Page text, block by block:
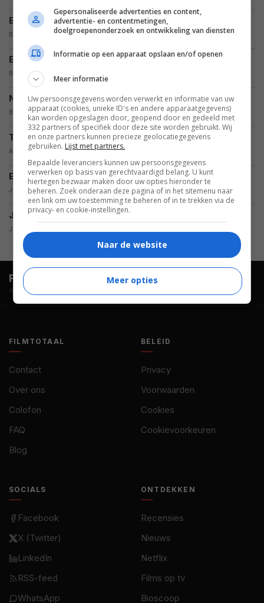
Eerste clip Source Code
BRAM DE GROOT,22.02.2011
Eerste Source Code poster
BRAM DE GROOT,
Nieuwe trailer Source Code
BRAM DE GROOT,27.12.2010
Trailer Source Code (aanrader)
ARMAN AVSAROGLU,20.11.2010
Eerste foto Source Code
JEFFREY ,04.09.2010
Jake Gyllenhaal in scifi-thriller Source Code
JEFFREY ,
FilmTotaal. Hét online filmoverzicht.
hosted by
FILMTOTAAL
Contact
Over ons
Colofon
FAQ
Blog
BELEID
Privacy
Voorwaarden
Cookies
Cookievoorkeuren
SOCIALS
Facebook
X (Twitter)
LinkedIn
RSS-feed
WhatsApp
ONTDEKKEN
Recensies
Nieuws
Netflix
Films op tv
Bioscoop
Gepersonaliseerde advertenties en content,
advertentie- en contentmetingen,
doelgroepenonderzoek en ontwikkeling van diensten
Informatie op een apparaat opslaan en/of openen
Meer informatie
Uw persoonsgegevens worden verwerkt en informatie van uw
apparaat (cookies, unieke ID's en andere apparaatgegevens)
kan worden opgeslagen door, geopend door en gedeeld met
332 partners of specifiek door deze site worden gebruikt. Wij
en onze partners kunnen precieze geolocatiegegevens
gebruiken. Lijst met partners.
Bepaalde leveranciers kunnen uw persoonsgegevens
verwerken op basis van gerechtvaardigd belang. U kunt
hiertegen bezwaar maken door uw opties hieronder te
beheren. Zoek onderaan deze pagina of in het sitemenu naar
een link om uw toestemming te beheren of in te trekken via de
privacy- en cookie-instellingen.
Naar de website
Meer opties